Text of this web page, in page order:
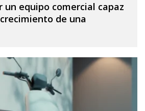
un equipo comercial capaz
de una